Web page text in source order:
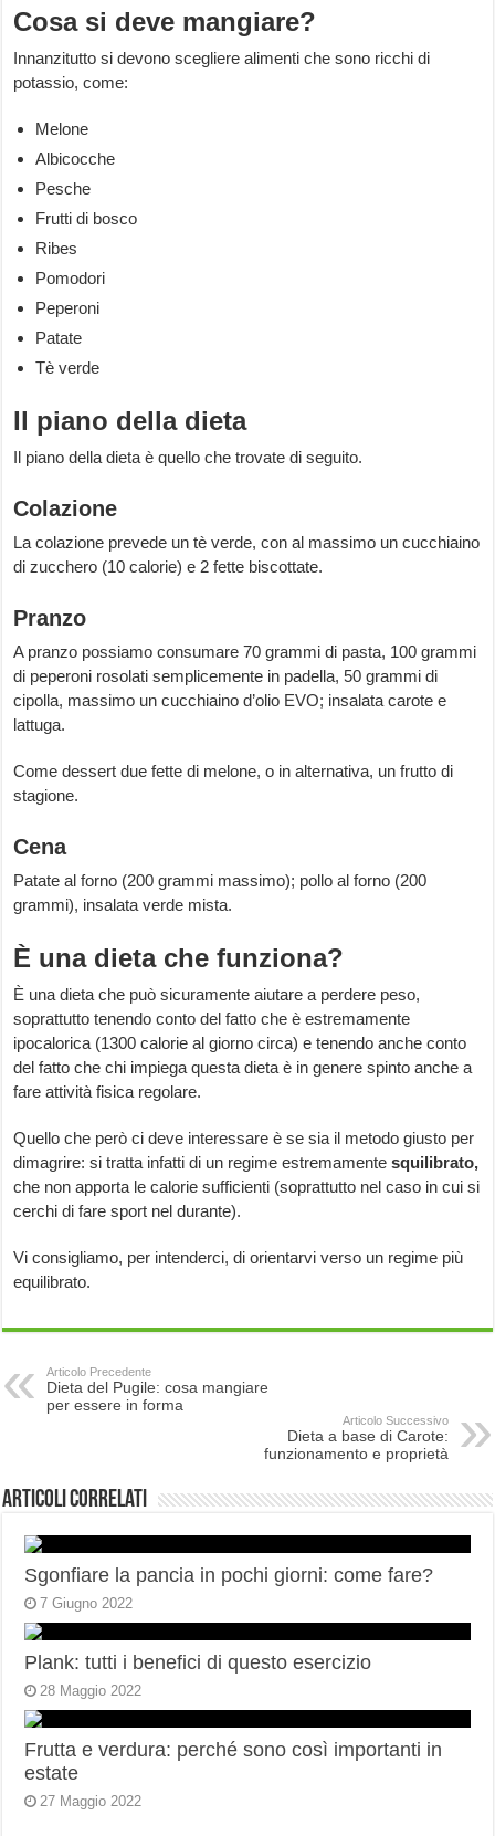
Cosa si deve mangiare?
Innanzitutto si devono scegliere alimenti che sono ricchi di
potassio, come:
Melone
Albicocche
Pesche
Frutti di bosco
Ribes
Pomodori
Peperoni
Patate
Tè verde
Il piano della dieta
Il piano della dieta è quello che trovate di seguito.
Colazione
La colazione prevede un tè verde, con al massimo un cucchiaino
di zucchero (10 calorie) e 2 fette biscottate.
Pranzo
A pranzo possiamo consumare 70 grammi di pasta, 100 grammi
di peperoni rosolati semplicemente in padella, 50 grammi di
cipolla, massimo un cucchiaino d’olio EVO; insalata carote e
lattuga.
Come dessert due fette di melone, o in alternativa, un frutto di
stagione.
Cena
Patate al forno (200 grammi massimo); pollo al forno (200
grammi), insalata verde mista.
È una dieta che funziona?
È una dieta che può sicuramente aiutare a perdere peso,
soprattutto tenendo conto del fatto che è estremamente
ipocalorica (1300 calorie al giorno circa) e tenendo anche conto
del fatto che chi impiega questa dieta è in genere spinto anche a
fare attività fisica regolare.
Quello che però ci deve interessare è se sia il metodo giusto per
dimagrire: si tratta infatti di un regime estremamentesquilibrato,
che non apporta le calorie sufficienti (soprattutto nel caso in cui si
cerchi di fare sport nel durante).
Vi consigliamo, per intenderci, di orientarvi verso un regime più
equilibrato.
Articolo Precedente
Dieta del Pugile: cosa mangiare
per essere in forma
Articolo Successivo
Dieta a base di Carote:
funzionamento e proprietà
Articoli correlati
Sgonfiare la pancia in pochi giorni: come fare?
7 Giugno 2022
Plank: tutti i benefici di questo esercizio
28 Maggio 2022
Frutta e verdura: perché sono così importanti in
estate
27 Maggio 2022